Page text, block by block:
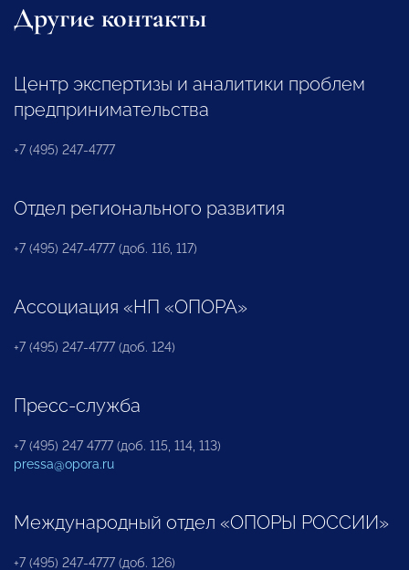
Другие контакты
Центр экспертизы и аналитики проблем
предпринимательства
+7 (495) 247-4777
Отдел регионального развития
+7 (495) 247-4777 (доб. 116, 117)
Ассоциация «НП «ОПОРА»
+7 (495) 247-4777 (доб. 124)
Пресс-служба
+7 (495) 247 4777 (доб. 115, 114, 113)
pressa@opora.ru
Международный отдел «ОПОРЫ РОССИИ»
+7 (495) 247-4777 (доб. 126)